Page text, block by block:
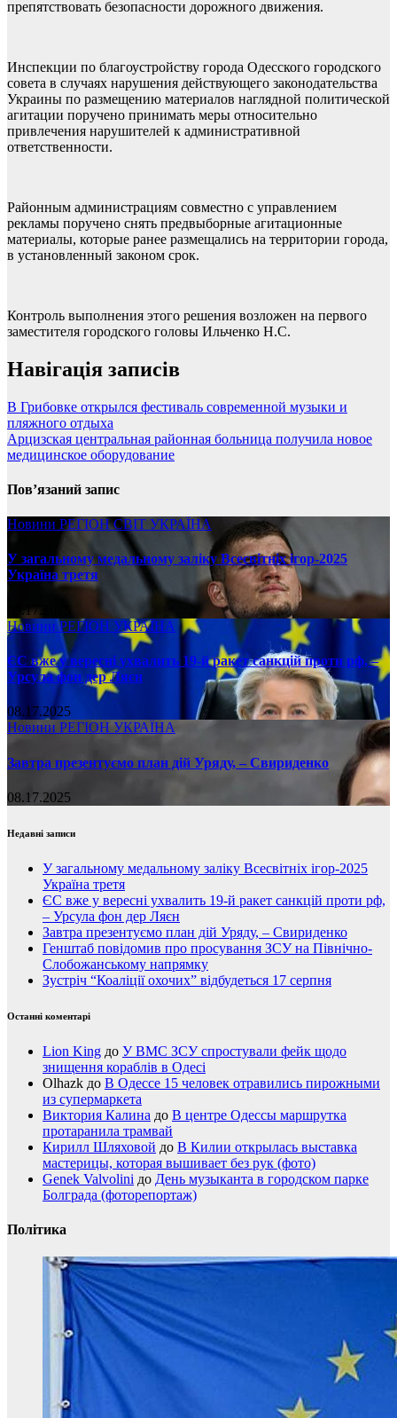
препятствовать безопасности дорожного движения.
Инспекции по благоустройству города Одесского городского
совета в случаях нарушения действующего законодательства
Украины по размещению материалов наглядной политической
агитации поручено принимать меры относительно
привлечения нарушителей к административной
ответственности.
Районным администрациям совместно с управлением
рекламы поручено снять предвыборные агитационные
материалы, которые ранее размещались на территории города,
в установленный законом срок.
Контроль выполнения этого решения возложен на первого
заместителя городского головы Ильченко Н.С.
Навігація записів
В Грибовке открылся фестиваль современной музыки и
пляжного отдыха
Арцизская центральная районная больница получила новое
медицинское оборудование
Пов’язаний запис
Новини РЕГІОНСВІТ УКРАЇНА
У загальному медальному заліку Всесвітніх ігор-2025
Україна третя
08.17.2025
НовиниРЕГІОН УКРАЇНА
ЄС вже у вересні ухвалить 19-й ракет санкцій проти рф, –
Урсула фон дер Ляєн
08.17.2025
Новини РЕГІОН УКРАЇНА
Завтра презентуємо план дій Уряду, – Свириденко
08.17.2025
Недавні записи
У загальному медальному заліку Всесвітніх ігор-2025
Україна третя
ЄС вже у вересні ухвалить 19-й ракет санкцій проти рф,
– Урсула фон дер Ляєн
Завтра презентуємо план дій Уряду, – Свириденко
Генштаб повідомив про просування ЗСУ на Північно-
Слобожанському напрямку
Зустріч “Коаліції охочих” відбудеться 17 серпня
Останні коментарі
Lion King до У ВМС ЗСУ спростували фейк щодо
знищення кораблів в Одесі
Olhazk до В Одессе 15 человек отравились пирожными
из супермаркета
Виктория Калина до В центре Одессы маршрутка
протаранила трамвай
Кирилл Шляховой до В Килии открылась выставка
мастерицы, которая вышивает без рук (фото)
Genek Valvolini до День музыканта в городском парке
Болграда (фоторепортаж)
Політика